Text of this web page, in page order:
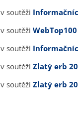
v soutěži
v soutěži
v soutěži
v soutěži Zlatý erb
v soutěži Zlatý erb